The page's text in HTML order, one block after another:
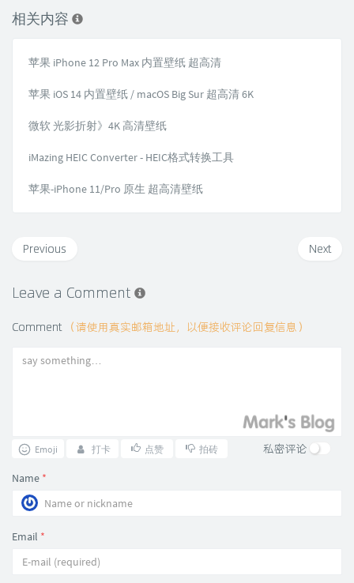
相关内容
苹果 iPhone 12 Pro Max 内置壁纸 超高清
苹果 iOS 14 内置壁纸 / macOS Big Sur 超高清 6K
微软 光影折射》4K 高清壁纸
iMazing HEIC Converter - HEIC格式转换工具
苹果-iPhone 11/Pro 原生 超高清壁纸
Next
Previous
Leave a Comment
Comment （请使用真实邮箱地址，以便接收评论回复信息）
Emoji 打卡 点赞 拍砖 私密评论
Name *
Email *